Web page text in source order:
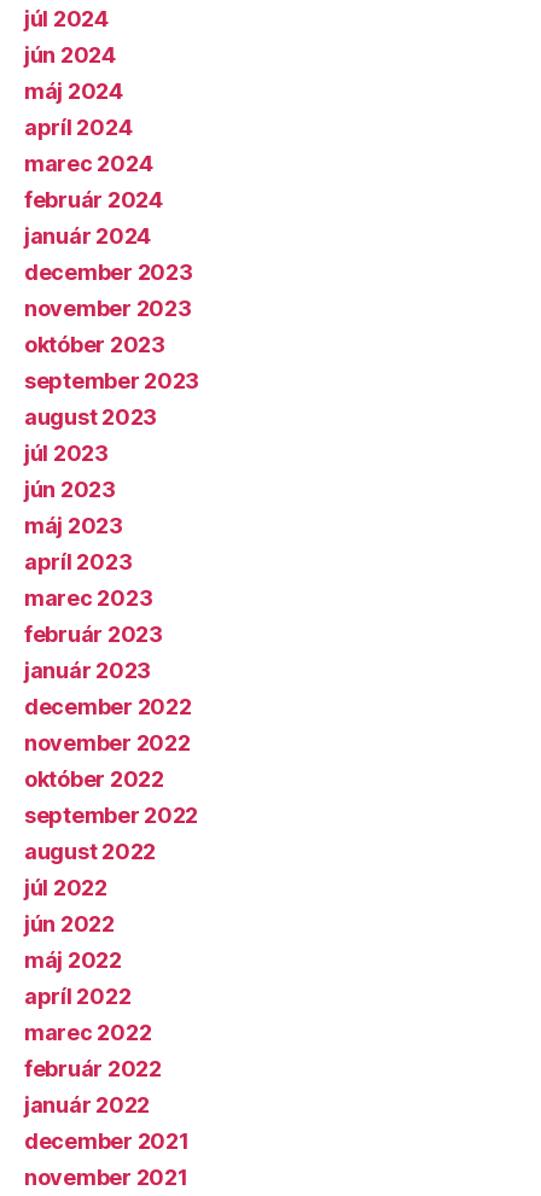
júl 2024
jún 2024
máj 2024
apríl 2024
marec 2024
február 2024
január 2024
december 2023
november 2023
október 2023
september 2023
august 2023
júl 2023
jún 2023
máj 2023
apríl 2023
marec 2023
február 2023
január 2023
december 2022
november 2022
október 2022
september 2022
august 2022
júl 2022
jún 2022
máj 2022
apríl 2022
marec 2022
február 2022
január 2022
december 2021
november 2021